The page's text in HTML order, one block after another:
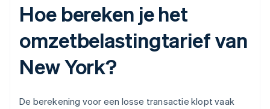
Hoe bereken je het
omzetbelastingtarief van
New York?
De berekening voor een losse transactie klopt vaak